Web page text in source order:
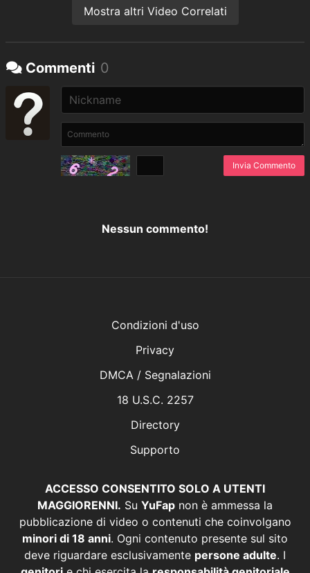
Mostra altri Video Correlati
Commenti 0
Invia Commento
Nessun commento!
Condizioni d'uso
Privacy
DMCA / Segnalazioni
18 U.S.C. 2257
Directory
Supporto
ACCESSO CONSENTITO SOLO A UTENTI
MAGGIORENNI. Su YuFap non è ammessa la
pubblicazione di video o contenuti che coinvolgano
minori di 18 anni. Ogni contenuto presente sul sito
deve riguardare esclusivamente persone adulte. I